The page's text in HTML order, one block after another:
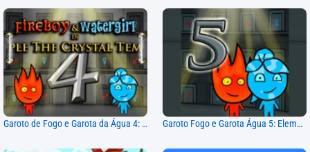
Garoto de Fogo e Garota da Água 4: Templo de Cristal Garoto Fogo e Garota Água 5: Elementos